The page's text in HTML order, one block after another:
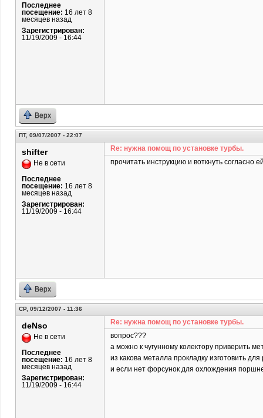
Последнее
посещение: 16 лет 8
месяцев назад
Зарегистрирован:
11/19/2009 - 16:44
Верх
ПТ, 09/07/2007 - 22:07
shifter
Не в сети
Последнее
посещение: 16 лет 8
месяцев назад
Зарегистрирован:
11/19/2009 - 16:44
Re: нужна помощ по установке турбы.
прочитать инструкцию и воткнуть согласно
Верх
СР, 09/12/2007 - 11:36
deNso
Не в сети
Последнее
посещение: 16 лет 8
месяцев назад
Зарегистрирован:
11/19/2009 - 16:44
Re: нужна помощ по установке турбы.
вопрос???
а можно к чугунному колектору приверить
из какова металла прокладку изготовить
и если нет форсунок для охлождения